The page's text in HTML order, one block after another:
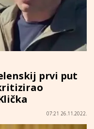
prvi put
07:21 26.11.2022.